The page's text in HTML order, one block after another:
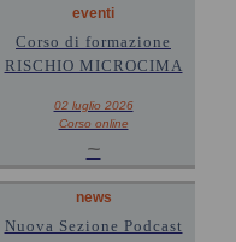
eventi
Corso di formazione
RISCHIO MICROCIMA
02 luglio 2026
Corso online
~
news
Nuova Sezione Podcast